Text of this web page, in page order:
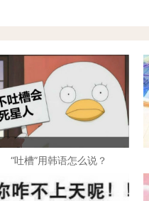
“吐槽”用韩语怎么说？